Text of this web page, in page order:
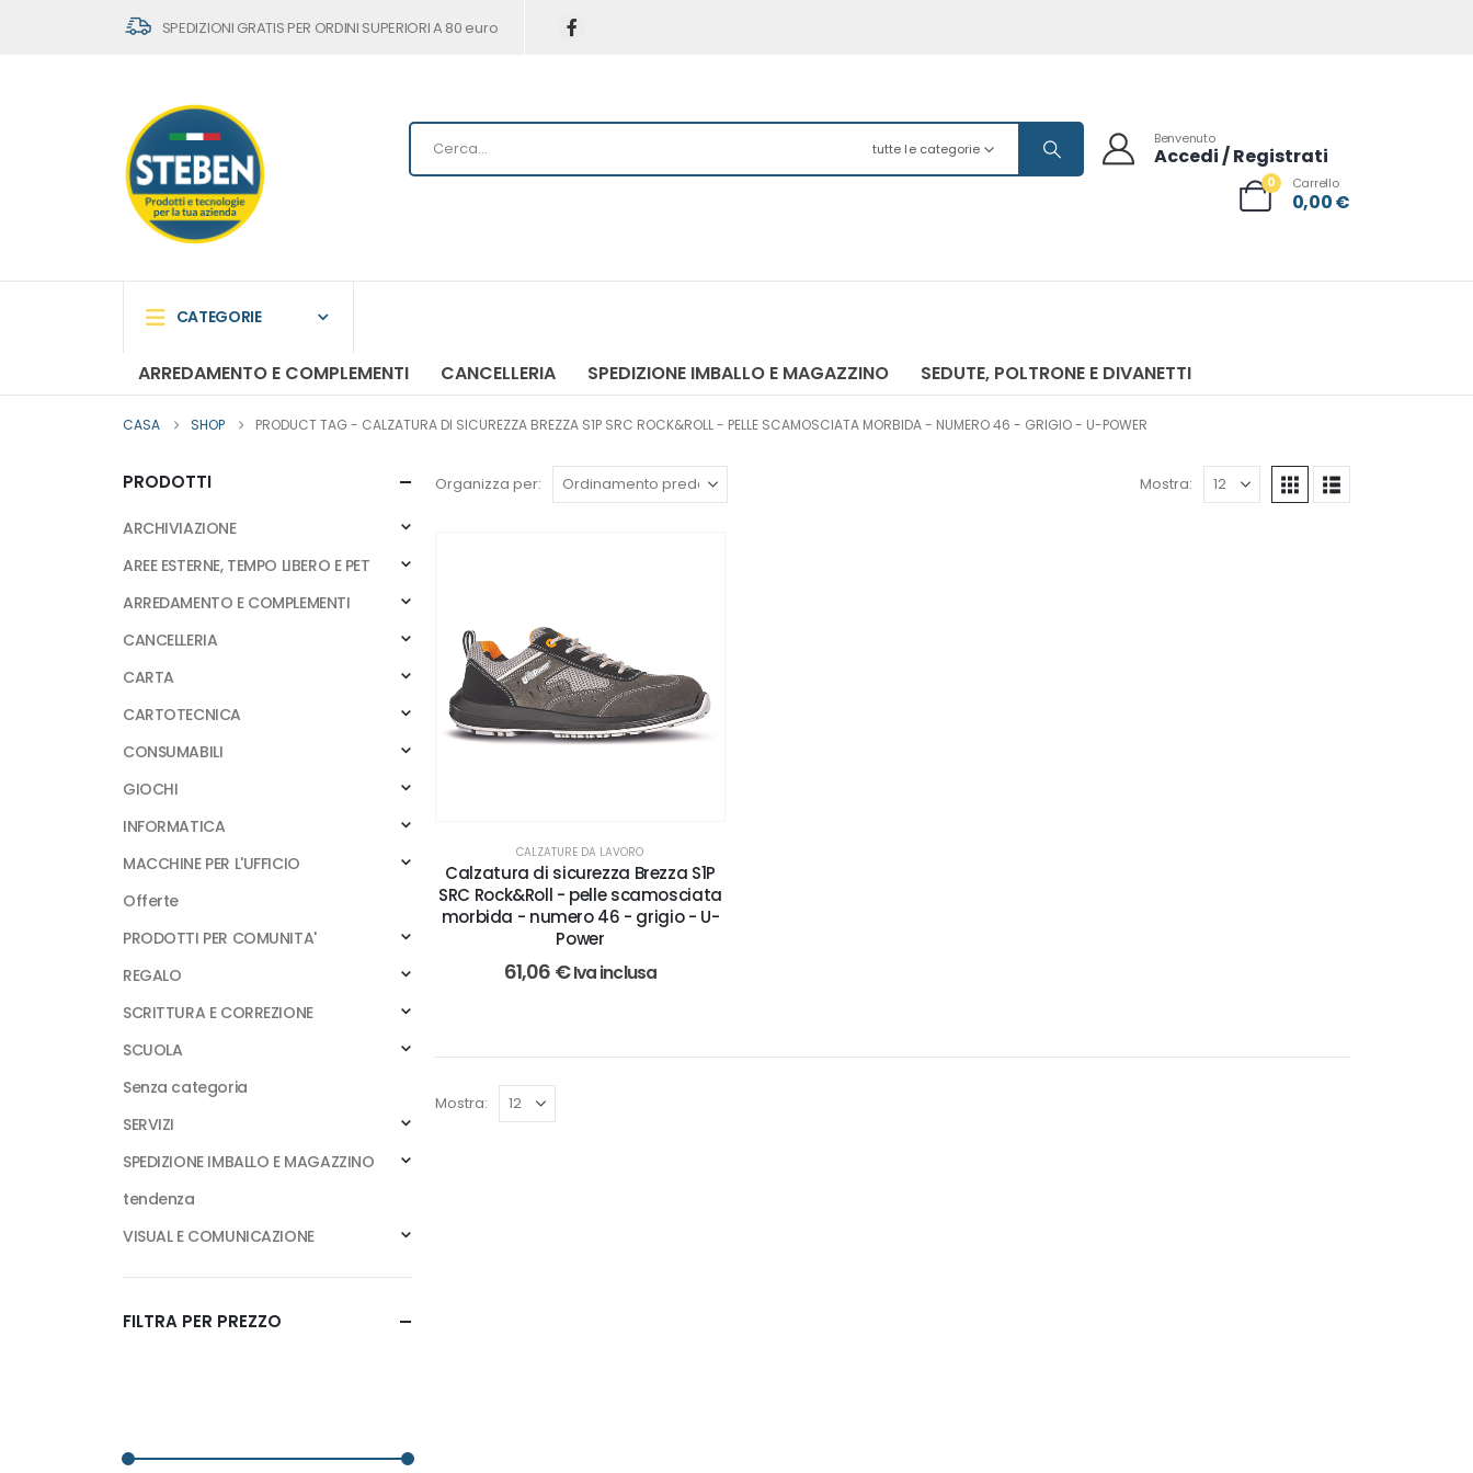
SPEDIZIONI GRATIS PER ORDINI SUPERIORI A 80 euro
tutte le categorie
Benvenuto
Accedi / Registrati
0 Carrello
0,00€
CATEGORIE
ARREDAMENTO E COMPLEMENTI CANCELLERIA SPEDIZIONE IMBALLO E MAGAZZINO SEDUTE, POLTRONE E DIVANETTI
CASA SHOP PRODUCT TAG - CALZATURA DI SICUREZZA BREZZA S1P SRC ROCK&ROLL - PELLE SCAMOSCIATA MORBIDA - NUMERO 46 - GRIGIO - U-POWER
Organizza per: Mostra:
CALZATURE DA LAVORO
Calzatura di sicurezza Brezza S1P
SRC Rock&Roll - pelle scamosciata
morbida - numero 46 - grigio - U-
Power
61,06 €Iva inclusa
Mostra:
PRODOTTI
ARCHIVIAZIONE
AREE ESTERNE, TEMPO LIBERO E PET
ARREDAMENTO E COMPLEMENTI
CANCELLERIA
CARTA
CARTOTECNICA
CONSUMABILI
GIOCHI
INFORMATICA
MACCHINE PER L'UFFICIO
Offerte
PRODOTTI PER COMUNITA'
REGALO
SCRITTURA E CORREZIONE
SCUOLA
Senza categoria
SERVIZI
SPEDIZIONE IMBALLO E MAGAZZINO
tendenza
VISUAL E COMUNICAZIONE
FILTRA PER PREZZO